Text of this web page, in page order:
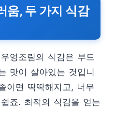
움, 두 가지 식감
엉조림의 식감은 부드
맛이 살아있는 것입니
이면 딱딱해지고, 너무
죠. 최적의 식감을 얻는